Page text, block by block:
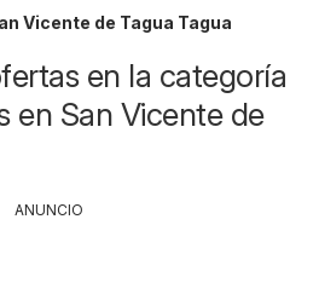
Vicente de Tagua Tagua
en la categoría
en San Vicente de
ANUNCIO